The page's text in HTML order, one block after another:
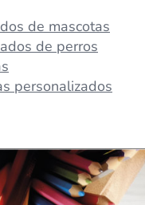
de mascotas
de perros
personalizados